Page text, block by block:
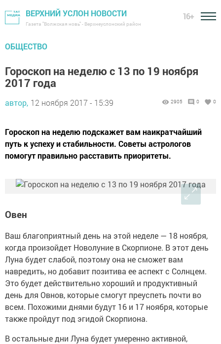
ВЕРХНИЙ УСЛОН НОВОСТИ
Газета "Волжская новь" - Верхнеуслонский район
16+
ОБЩЕСТВО
Гороскоп на неделю с 13 по 19 ноября
2017 года
автор, 12 ноября 2017 - 15:39 2905 0 0
Гороскоп на неделю подскажет вам наикратчайший
путь к успеху и стабильности. Советы астрологов
помогут правильно расставить приоритеты.
Овен
Ваш благоприятный день на этой неделе — 18 ноября,
когда произойдет Новолуние в Скорпионе. В этот день
Луна будет слабой, поэтому она не сможет вам
навредить, но добавит позитива ее аспект с Солнцем.
Это будет действительно хороший и продуктивный
день для Овнов, которые смогут преуспеть почти во
всем. Похожими днями будут 16 и 17 ноября, которые
также пройдут под эгидой Скорпиона.
В остальные дни Луна будет умеренно активной,